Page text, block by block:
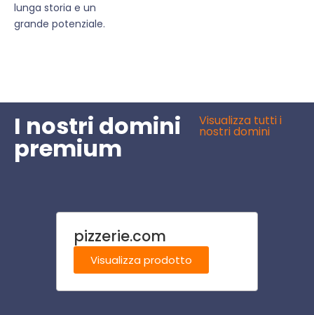
lunga storia e un
grande potenziale.
I nostri domini
premium
Visualizza tutti i
nostri domini
pizzerie.com
Visualizza prodotto